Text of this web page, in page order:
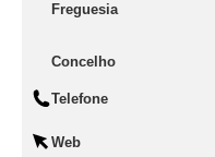
Freguesia
Concelho
Telefone
Web